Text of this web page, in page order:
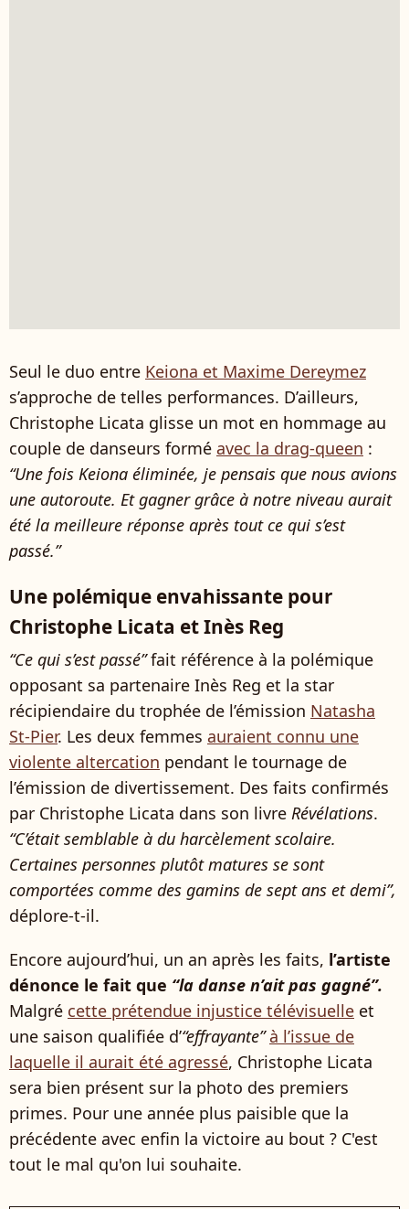
Seul le duo entre Keiona et Maxime Dereymez
s’approche de telles performances. D’ailleurs,
Christophe Licata glisse un mot en hommage au
couple de danseurs formé avec la drag-queen :
“Une fois Keiona éliminée, je pensais que nous avions
une autoroute. Et gagner grâce à notre niveau aurait
été la meilleure réponse après tout ce qui s’est
passé.”
Une polémique envahissante pour
Christophe Licata et Inès Reg
“Ce qui s’est passé”fait référence à la polémique
opposant sa partenaire Inès Reg et la star
récipiendaire du trophée de l’émission Natasha
St-Pier. Les deux femmes auraient connu une
violente altercation pendant le tournage de
l’émission de divertissement. Des faits confirmés
par Christophe Licata dans son livre Révélations.
“C’était semblable à du harcèlement scolaire.
Certaines personnes plutôt matures se sont
comportées comme des gamins de sept ans et demi”,
déplore-t-il.
Encore aujourd’hui, un an après les faits, l’artiste
dénonce le fait que “la danse n’ait pas gagné”.
Malgré cette prétendue injustice télévisuelle et
une saison qualifiée d’“effrayante” à l’issue de
laquelle il aurait été agressé, Christophe Licata
sera bien présent sur la photo des premiers
primes. Pour une année plus paisible que la
précédente avec enfin la victoire au bout ? C'est
tout le mal qu'on lui souhaite.